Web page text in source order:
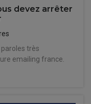
devez arrêter
très
emailing france.